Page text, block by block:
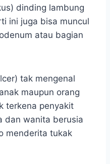
dinding lambung
ini juga bisa muncul
atau bagian
tak mengenal
maupun orang
terkena penyakit
dan wanita berusia
menderita tukak